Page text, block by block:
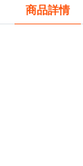
商品詳情